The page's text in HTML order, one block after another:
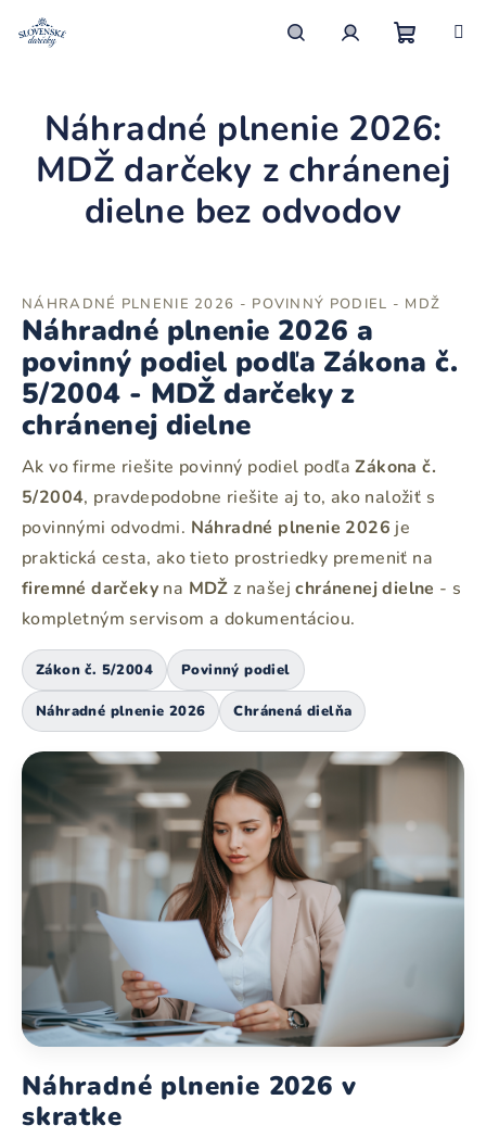
košík
Náhradné plnenie 2026:
MDŽ darčeky z chránenej
dielne bez odvodov
NÁHRADNÉ PLNENIE 2026 - POVINNÝ PODIEL - MDŽ
Náhradné plnenie 2026 a
povinný podiel podľa Zákona č.
5/2004 - MDŽ darčeky z
chránenej dielne
Ak vo firme riešite povinný podiel podľaZákona č.
5/2004, pravdepodobne riešite aj to, ako naložiť s
povinnými odvodmi. Náhradné plnenie 2026 je
praktická cesta, ako tieto prostriedky premeniť na
firemné darčeky na MDŽ z našejchránenej dielne - s
kompletným servisom a dokumentáciou.
Zákon č. 5/2004 Povinný podiel
Náhradné plnenie 2026 Chránená dielňa
Náhradné plnenie 2026 v
skratke